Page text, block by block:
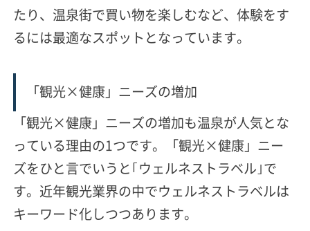
たり、温泉街で買い物を楽しむなど、体験をす
るには最適なスポットとなっています。
「観光×健康」ニーズの増加
「観光×健康」ニーズの増加も温泉が人気とな
っている理由の1つです。「観光×健康」ニー
ズをひと言でいうと｢ウェルネストラベル｣で
す。 近年観光業界の中でウェルネストラベルは
キーワード化 しつつあります。